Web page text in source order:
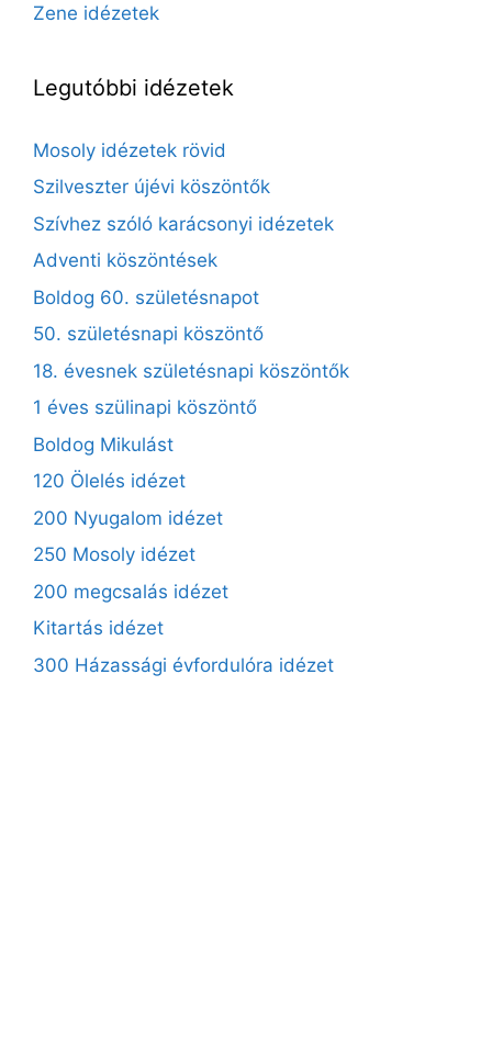
Zene idézetek
Legutóbbi idézetek
Mosoly idézetek rövid
Szilveszter újévi köszöntők
Szívhez szóló karácsonyi idézetek
Adventi köszöntések
Boldog 60. születésnapot
50. születésnapi köszöntő
18. évesnek születésnapi köszöntők
1 éves szülinapi köszöntő
Boldog Mikulást
120 Ölelés idézet
200 Nyugalom idézet
250 Mosoly idézet
200 megcsalás idézet
Kitartás idézet
300 Házassági évfordulóra idézet